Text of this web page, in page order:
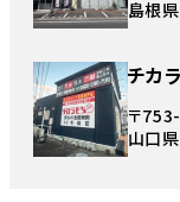
島根
チカ
〒
山口